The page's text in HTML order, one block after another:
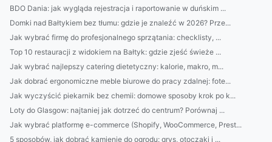
BDO Dania: jak wygląda rejestracja i raportowanie w duńskim ...
Domki nad Bałtykiem bez tłumu: gdzie je znaleźć w 2026? Prze...
Jak wybrać firmę do profesjonalnego sprzątania: checklisty, ...
Top 10 restauracji z widokiem na Bałtyk: gdzie zjeść świeże ...
Jak wybrać najlepszy catering dietetyczny: kalorie, makro, m...
Jak dobrać ergonomiczne meble biurowe do pracy zdalnej: fote...
Jak wyczyścić piekarnik bez chemii: domowe sposoby krok po k...
Loty do Glasgow: najtaniej jak dotrzeć do centrum? Porównaj ...
Jak wybrać platformę e-commerce (Shopify, WooCommerce, Prest...
5 sposobów, jak dobrać kamienie do ogrodu: grys, otoczaki i ...